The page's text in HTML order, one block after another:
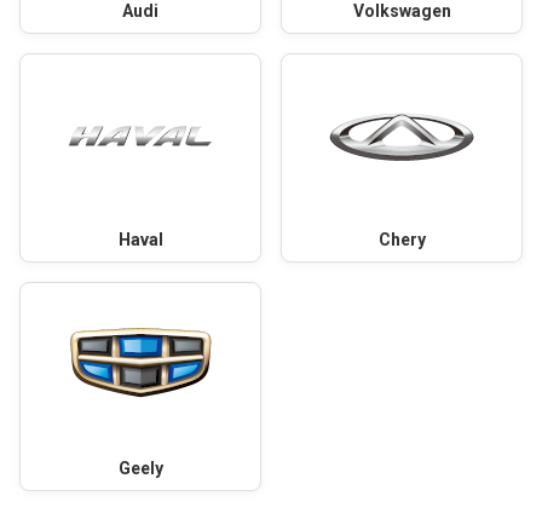
Audi Volkswagen
Haval Chery
Geely